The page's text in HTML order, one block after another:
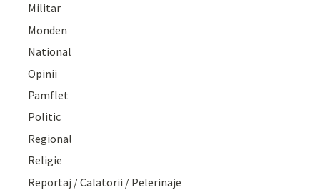
Militar
Monden
National
Opinii
Pamflet
Politic
Regional
Religie
Reportaj / Calatorii / Pelerinaje